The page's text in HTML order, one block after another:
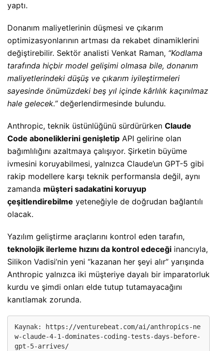
yaptı.
Donanım maliyetlerinin düşmesi ve çıkarım
optimizasyonlarının artması da rekabet dinamiklerini
değiştirebilir. Sektör analisti Venkat Raman, “Kodlama
tarafında hiçbir model gelişimi olmasa bile, donanım
maliyetlerindeki düşüş ve çıkarım iyileştirmeleri
sayesinde önümüzdeki beş yıl içinde kârlılık kaçınılmaz
hale gelecek.”değerlendirmesinde bulundu.
Anthropic, teknik üstünlüğünü sürdürürken Claude
Code aboneliklerini genişletip API gelirine olan
bağımlılığını azaltmaya çalışıyor. Şirketin büyüme
ivmesini koruyabilmesi, yalnızca Claude’un GPT-5 gibi
rakip modellere karşı teknik performansla değil, aynı
zamanda müşteri sadakatini koruyup
çeşitlendirebilme yeteneğiyle de doğrudan bağlantılı
olacak.
Yazılım geliştirme araçlarını kontrol eden tarafın,
teknolojik ilerleme hızını da kontrol edeceği inancıyla,
Silikon Vadisi’nin yeni “kazanan her şeyi alır” yarışında
Anthropic yalnızca iki müşteriye dayalı bir imparatorluk
kurdu ve şimdi onları elde tutup tutamayacağını
kanıtlamak zorunda.
Kaynak:
https://venturebeat.com/ai/anthropics-ne
w-claude-4-1-dominates-coding-tests-days-before-
gpt-5-arrives/